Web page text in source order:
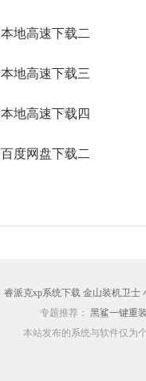
本地高速下载二
本地高速下载三
本地高速下载四
百度网盘下载二
睿派克xp系统下载 金山装机卫士
专题推荐： 黑鲨一键重
本站发布的系统与软件仅为